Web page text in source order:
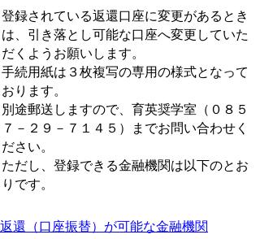
登録されている返還口座に変更があるとき
は、引き落とし可能な口座へ変更していた
だくようお願いします。
手続用紙は３枚複写の専用の様式となって
おります。
別途郵送しますので、育英奨学室（０８５
７－２９－７１４５）までお問い合わせく
ださい。
ただし、登録できる金融機関は以下のとお
りです。
返還（口座振替）が可能な金融機関